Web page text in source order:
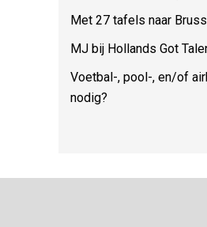
Met 27 tafels naar
MJ bij Hollands Got
Voetbal-, pool-, en/of
nodig?